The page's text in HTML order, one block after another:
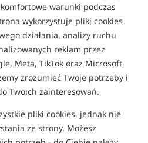
warunki podczas
wykorzystuje pliki cookies
działania, analizy ruchu
reklam przez
Meta, TikTok oraz Microsoft.
zrozumieć Twoje potrzeby i
Twoich zainteresowań.
pliki cookies, jednak nie
ze strony. MożeszADAM SKRZYPEK